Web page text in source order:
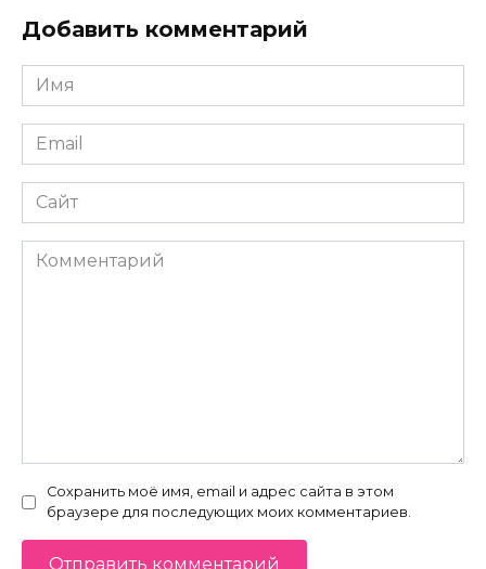
Добавить комментарий
Имя
*
Email
*
Сайт
Комментарий
Сохранить моё имя, email и адрес сайта в этом
браузере для последующих моих комментариев.